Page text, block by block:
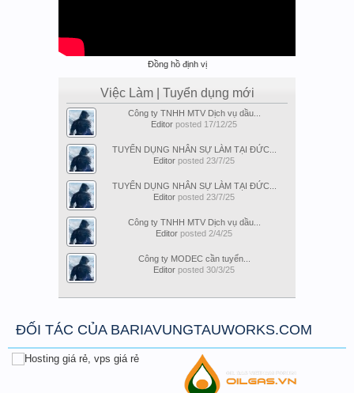
Đồng hồ định vị
Việc Làm | Tuyển dụng mới
Công ty TNHH MTV Dịch vụ dầu...
Editor posted 17/12/25
TUYỂN DỤNG NHÂN SỰ LÀM TẠI ĐỨC...
Editor posted 23/7/25
TUYỂN DỤNG NHÂN SỰ LÀM TẠI ĐỨC...
Editor posted 23/7/25
Công ty TNHH MTV Dịch vụ dầu...
Editor posted 2/4/25
Công ty MODEC cần tuyển...
Editor posted 30/3/25
ĐỐI TÁC CỦA BARIAVUNGTAUWORKS.COM